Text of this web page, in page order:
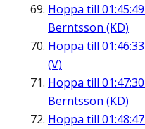
Hoppa till 01:45:49
Berntsson (KD)
Hoppa till 01:46:33
(V)
Hoppa till 01:47:30
Berntsson (KD)
Hoppa till 01:48:47